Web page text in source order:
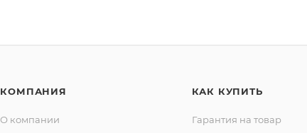
КОМПАНИЯ
О компании
КАК КУПИТЬ
Гарантия на товар